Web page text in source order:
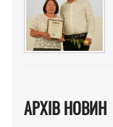
АРХІВ НОВИН